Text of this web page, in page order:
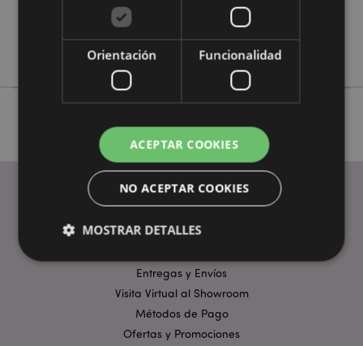
Unicornio
ENLACES ÚTILES
Entregas y Envíos
Visita Virtual al Showroom
Métodos de Pago
Ofertas y Promociones
Orientación Funcionalidad
ACEPTAR COOKIES
NO ACEPTAR COOKIES
MOSTRAR DETALLES
Estrictamente necesarias
Rendimiento
Orientación
Funcionalidad